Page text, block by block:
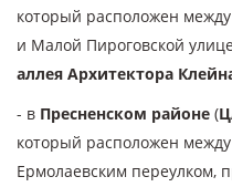
который расположен
и Малой Пироговской
аллея Архитектора
- в Пресненском районе (
который расположен
Ермолаевским переулком,